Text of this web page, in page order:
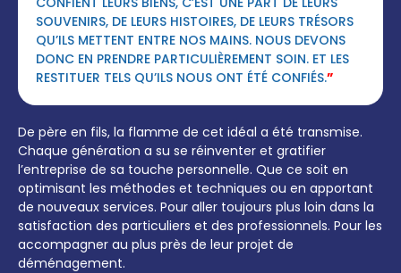
SOUVENIRS, DE LEURS HISTOIRES, DE LEURS TRÉSORS
QU’ILS METTENT ENTRE NOS MAINS. NOUS DEVONS
DONC EN PRENDRE PARTICULIÈREMENT SOIN. ET LES
RESTITUER TELS QU’ILS NOUS ONT ÉTÉ CONFIÉS.”
De père en fils, la flamme de cet idéal a été transmise.
Chaque génération a su se réinventer et gratifier
l’entreprise de sa touche personnelle. Que ce soit en
optimisant les méthodes et techniques ou en apportant
de nouveaux services. Pour aller toujours plus loin dans la
satisfaction des particuliers et des professionnels. Pour les
accompagner au plus près de leur projet de
déménagement.